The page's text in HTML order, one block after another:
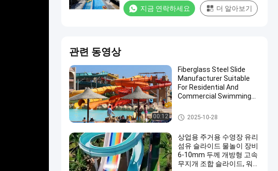
지금 연락하세요 더 알아보기
관련 동영상
00:12
Fiberglass Steel Slide
Manufacturer Suitable
For Residential And
Commercial Swimming
More Than 10 Years Use
워터 파크 슬라이드
2025-10-28
상업용 주거용 수영장 유리
섬유 슬라이드 물놀이 장비
6-10mm 두께 개방형 고속
무지개 조합 슬라이드, 워터